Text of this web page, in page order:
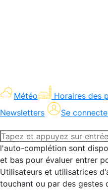
Météo Horaires des
Newsletters
Se
Recherche
:l'auto-complétion sont
et bas pour évaluer entrer
Utilisateurs et utilisatrices
touchant ou par des gestes